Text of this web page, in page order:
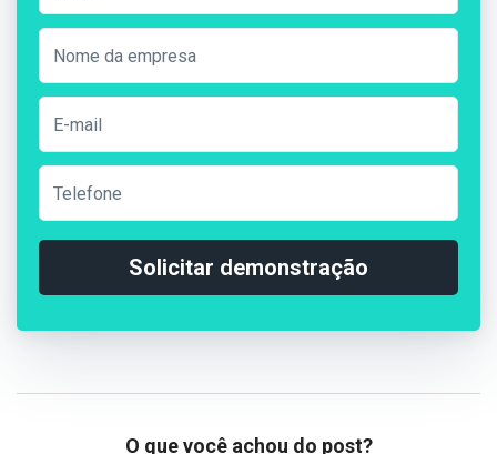
Solicitar demonstração
O que você achou do post?